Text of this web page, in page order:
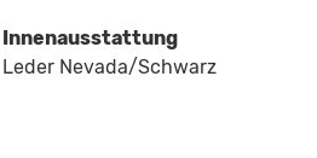
Innenausstattung
Leder Nevada/Schwarz